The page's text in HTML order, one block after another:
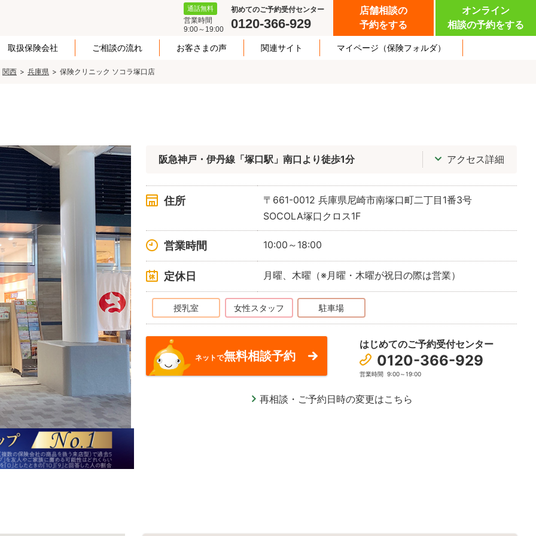
通話無料
営業時間
9:00～19:00
初めてのご予約受付センター
0120-366-929
店舗相談の
予約をする
オンライン
相談の予約をする
取扱保険会社 ご相談の流れ お客さまの声 関連サイト マイページ （保険フォルダ）
関西 兵庫県 保険クリニック ソコラ塚口店
ネットで無料相談予約
はじめてのご予約受付センター
0120-366-929
営業時間 9:00～19:00
再相談・ご予約日時の変更はこちら
阪急神戸・伊丹線「塚口駅」南口より徒歩1分 アクセス詳細
住所 〒661-0012 兵庫県尼崎市南塚口町二丁目1番3号
SOCOLA塚口クロス1F
営業時間 10:00～18:00
定休日 月曜、木曜（※月曜・木曜が祝日の際は営業）
授乳室 女性スタッフ 駐車場